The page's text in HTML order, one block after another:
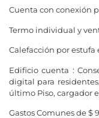
Cuenta con conexión
Termo individual y
Calefacción por estufa
Edificio cuenta :
digital para
último Piso, cargador
Gastos Comunes de $